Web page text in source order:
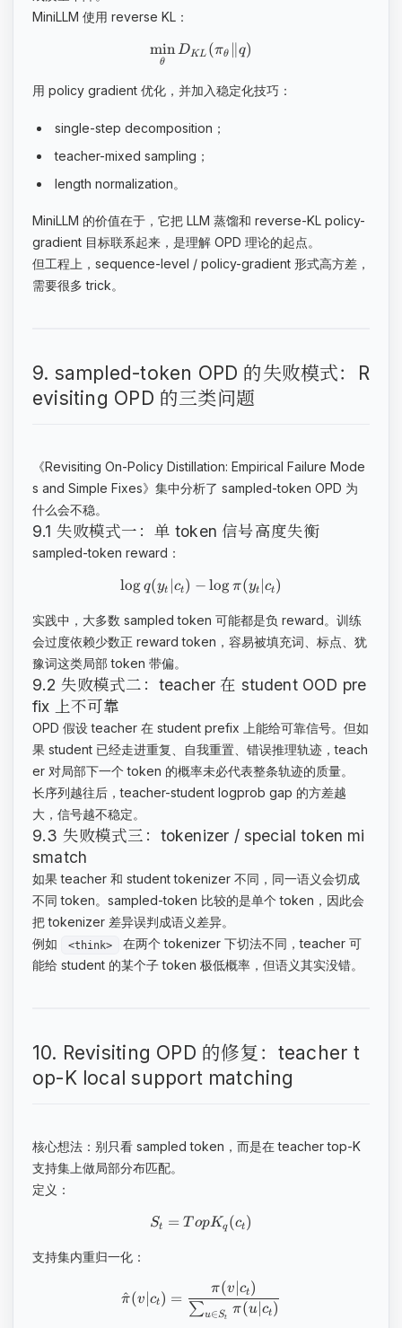
MiniLLM 使用 reverse KL：
θ
min DKL (πθ q)
用 policy gradient 优化，并加入稳定化技巧：
single-step decomposition；
teacher-mixed sampling；
length normalization。
MiniLLM 的价值在于，它把 LLM 蒸馏和 reverse-KL policy-
gradient 目标联系起来，是理解 OPD 理论的起点。
但工程上，sequence-level / policy-gradient 形式高方差，
需要很多 trick。
9. sampled-token OPD 的失败模式：R
evisiting OPD 的三类问题
《Revisiting On-Policy Distillation: Empirical Failure Mode
s and Simple Fixes》集中分析了 sampled-token OPD 为
什么会不稳。
9.1 失败模式一：单 token 信号高度失衡
sampled-token reward：
log q(yt ct ) − log π(yt ∣ct)
实践中，大多数 sampled token 可能都是负 reward。训练
会过度依赖少数正 reward token，容易被填充词、标点、犹
豫词这类局部 token 带偏。
9.2 失败模式二：teacher 在 student OOD pre
fix 上不可靠
OPD 假设 teacher 在 student prefix 上能给可靠信号。但如
果 student 已经走进重复、自我重置、错误推理轨迹，teach
er 对局部下一个 token 的概率未必代表整条轨迹的质量。
长序列越往后，teacher-student logprob gap 的方差越
大，信号越不稳定。
9.3 失败模式三：tokenizer / special token mi
smatch
如果 teacher 和 student tokenizer 不同，同一语义会切成
不同 token。sampled-token 比较的是单个 token，因此会
把 tokenizer 差异误判成语义差异。
例如
<think>
在两个 tokenizer 下切法不同，teacher 可
能给 student 的某个子 token 极低概率，但语义其实没错。
10. Revisiting OPD 的修复：teacher t
op-K local support matching
核心想法：别只看 sampled token，而是在 teacher top-K
支持集上做局部分布匹配。
定义：
St = TopKq (ct)
支持集内重归一化：
π
^(v∣ct ) =
∑u∈St
π(u∣ ct )
π(v ct )